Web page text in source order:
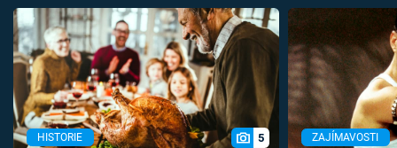
HISTORIE 5 ZAJÍMAVOSTI